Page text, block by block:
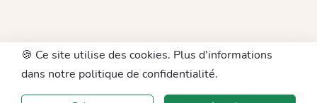
© 2016 - 2026. Tous droits réservés par BRUSHME LLC
🍪 Ce site utilise des cookies. Plus d'informations
dans notre politique de confidentialité.